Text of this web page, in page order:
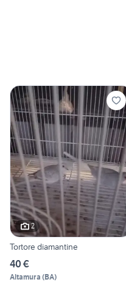
2
Tortore diamantine
40 €
Altamura (BA)